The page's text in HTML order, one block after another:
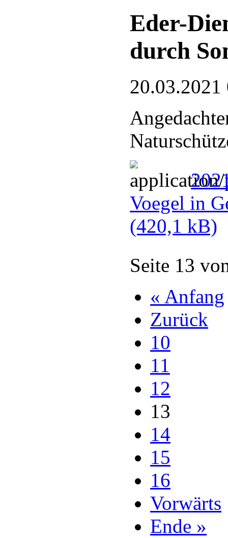
Eder-
durch
20.03.2021
Voegel in
(420,1 kB)
Seite 13
« Anfang
Zurück
10
11
12
13
14
15
16
Vorwärts
Ende »